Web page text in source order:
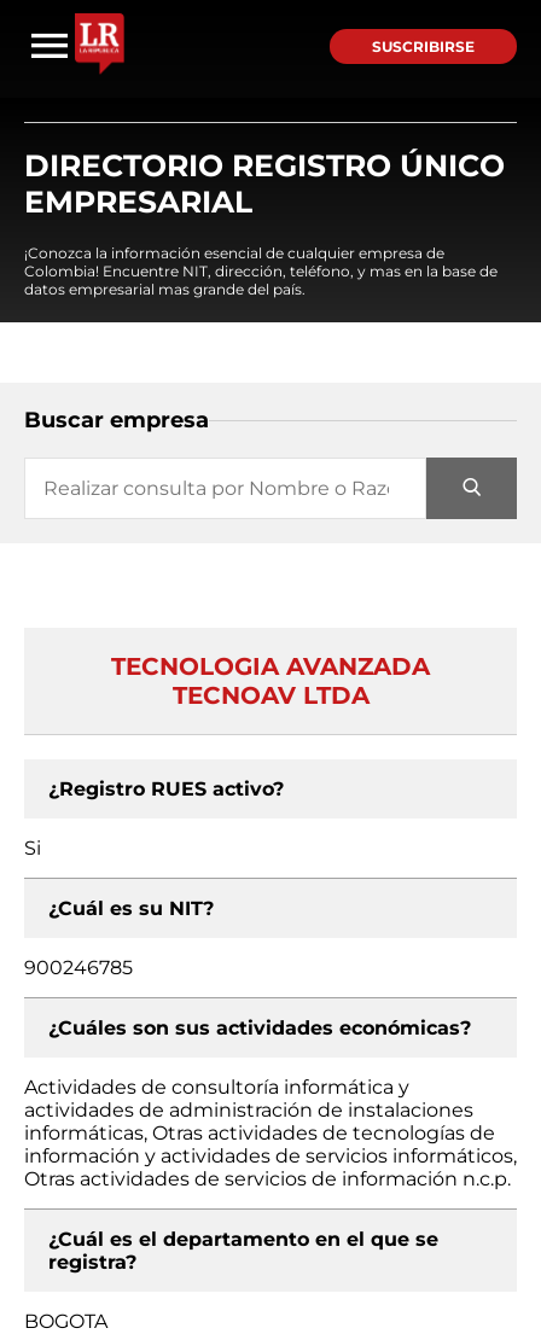
SUSCRIBIRSE
DIRECTORIO REGISTRO ÚNICO
EMPRESARIAL
¡Conozca la información esencial de cualquier empresa de
Colombia! Encuentre NIT, dirección, teléfono, y mas en la base de
datos empresarial mas grande del país.
Buscar empresa
TECNOLOGIA AVANZADA
TECNOAV LTDA
¿Registro RUES activo?
Si
¿Cuál es su NIT?
900246785
¿Cuáles son sus actividades económicas?
Actividades de consultoría informática y
actividades de administración de instalaciones
informáticas, Otras actividades de tecnologías de
información y actividades de servicios informáticos,
Otras actividades de servicios de información n.c.p.
¿Cuál es el departamento en el que se
registra?
BOGOTA